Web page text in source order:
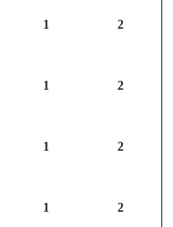
1 2
1 2
1 2
1 2